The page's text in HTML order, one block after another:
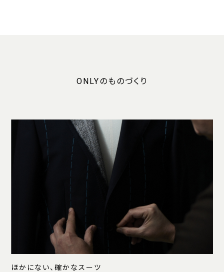
ONLYのものづくり
ほかにない、確かなスーツ